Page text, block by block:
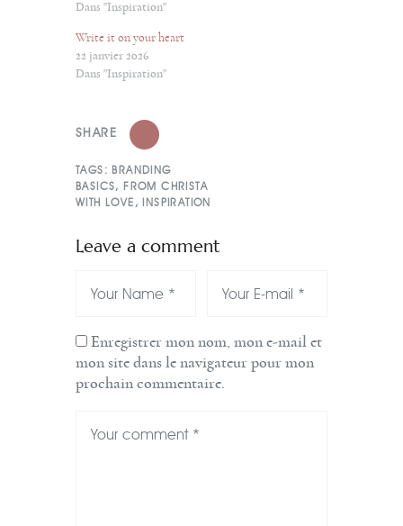
Dans "Inspiration"
Write it on your heart
22 janvier 2026
Dans "Inspiration"
SHARE
TAGS: BRANDING
BASICS, FROM CHRISTA
WITH LOVE , INSPIRATION
Leave a comment
Enregistrer mon nom, mon e-mail et
mon site dans le navigateur pour mon
prochain commentaire.